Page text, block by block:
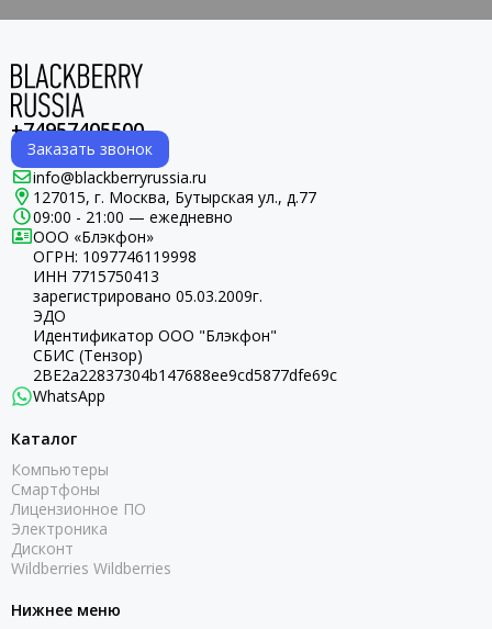
+74957405500
Заказать звонок
info@blackberryrussia.ru
127015, г. Москва, Бутырская ул., д.77
09:00 - 21:00 — ежедневно
ООО «Блэкфон»
ОГРН: 1097746119998
ИНН 7715750413
зарегистрировано 05.03.2009г.
ЭДО
Идентификатор ООО "Блэкфон"
СБИС (Тензор)
2BE2a22837304b147688ee9cd5877dfe69c
WhatsApp
Каталог
Компьютеры
Смартфоны
Лицензионное ПО
Электроника
Дисконт
Wildberries Wildberries
Нижнее меню